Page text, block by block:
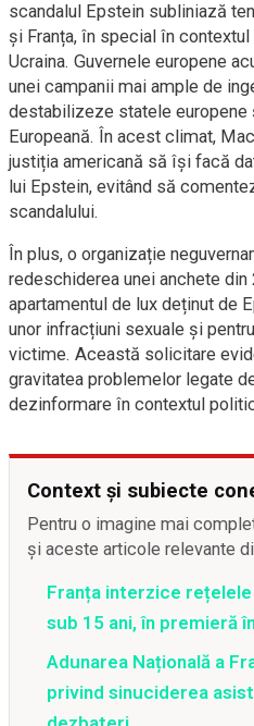
scandalul Epstein subliniază
și Franța, în special în
Ucraina. Guvernele europene
unei campanii mai ample de
destabilizeze statele europene
Europeană. În acest climat,
justiția americană să își facă
lui Epstein, evitând să
scandalului.
În plus, o organizație
redeschiderea unei anchete
apartamentul de lux deținut de
unor infracțiuni sexuale și
victime. Această solicitare
gravitatea problemelor legate
dezinformare în contextul
Context și subiecte
Pentru o imagine mai
și aceste articole relevante
Franța interzice
sub 15 ani, în premieră
Adunarea Națională a
privind sinuciderea